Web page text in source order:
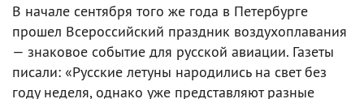
В начале сентября того же года в Петербурге
прошел Всероссийский праздник воздухоплавания
— знаковое событие для русской авиации. Газеты
писали: «Русские летуны народились на свет без
году неделя, однако уже представляют разные